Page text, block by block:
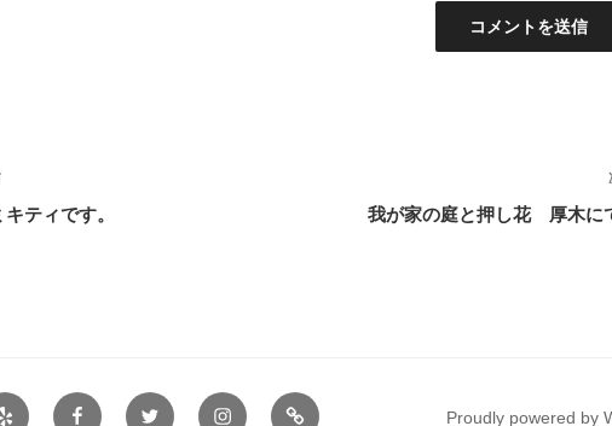
キティです。 我が家の庭と押し花 厚木に
Yelp FacebookTwitter Instagram
サ
Proudly powered by